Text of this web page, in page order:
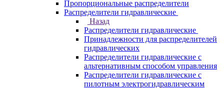
Пропорциональные распределители
Распределители гидравлические
Назад
Распределители гидравлические
Принадлежности для распределителей
гидравлических
Распределители гидравлические с
альтернативным способом управления
Распределители гидравлические с
пилотным электрогидравлическим